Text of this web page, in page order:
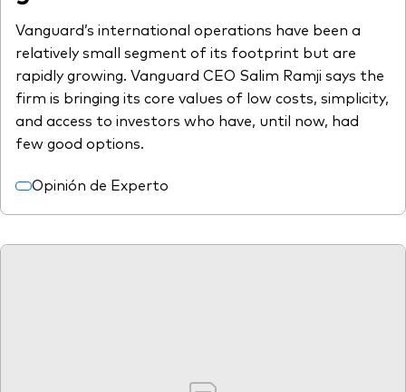
Vanguard’s international operations have been a
relatively small segment of its footprint but are
rapidly growing. Vanguard CEO Salim Ramji says the
firm is bringing its core values of low costs, simplicity,
and access to investors who have, until now, had
few good options.
Opinión de Experto